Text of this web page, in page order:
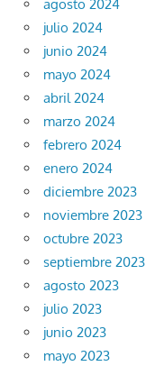
agosto 2024
julio 2024
junio 2024
mayo 2024
abril 2024
marzo 2024
febrero 2024
enero 2024
diciembre 2023
noviembre 2023
octubre 2023
septiembre 2023
agosto 2023
julio 2023
junio 2023
mayo 2023